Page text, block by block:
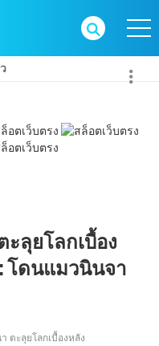
ลุยโลกเบื้อง
โดนแมวนินจา
ตะลุยโลกเบื้องหลัง